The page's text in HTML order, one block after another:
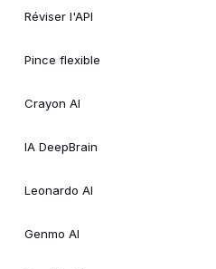
Réviser l'API
Pince flexible
Crayon AI
IA DeepBrain
Leonardo AI
Genmo AI